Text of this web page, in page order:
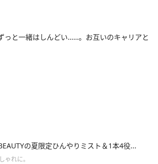
っと一緒はしんどい……。お互いのキャリアと
の夏限定ひんやりミスト＆1本4役...
ゃれに。